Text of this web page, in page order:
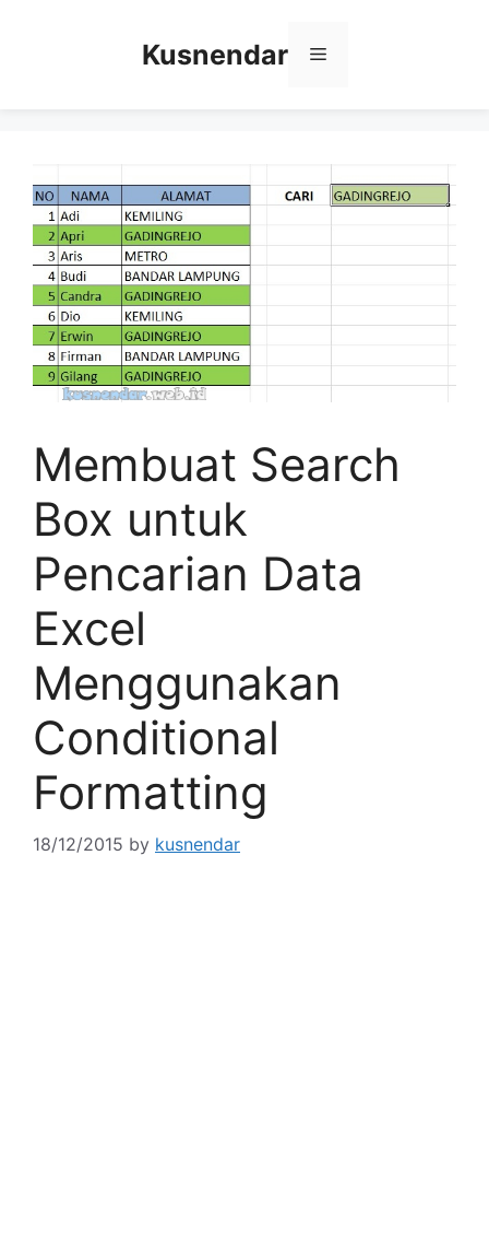
Kusnendar Menu
Membuat Search
Box untuk
Pencarian Data
Excel
Menggunakan
Conditional
Formatting
18/12/2015 by kusnendar